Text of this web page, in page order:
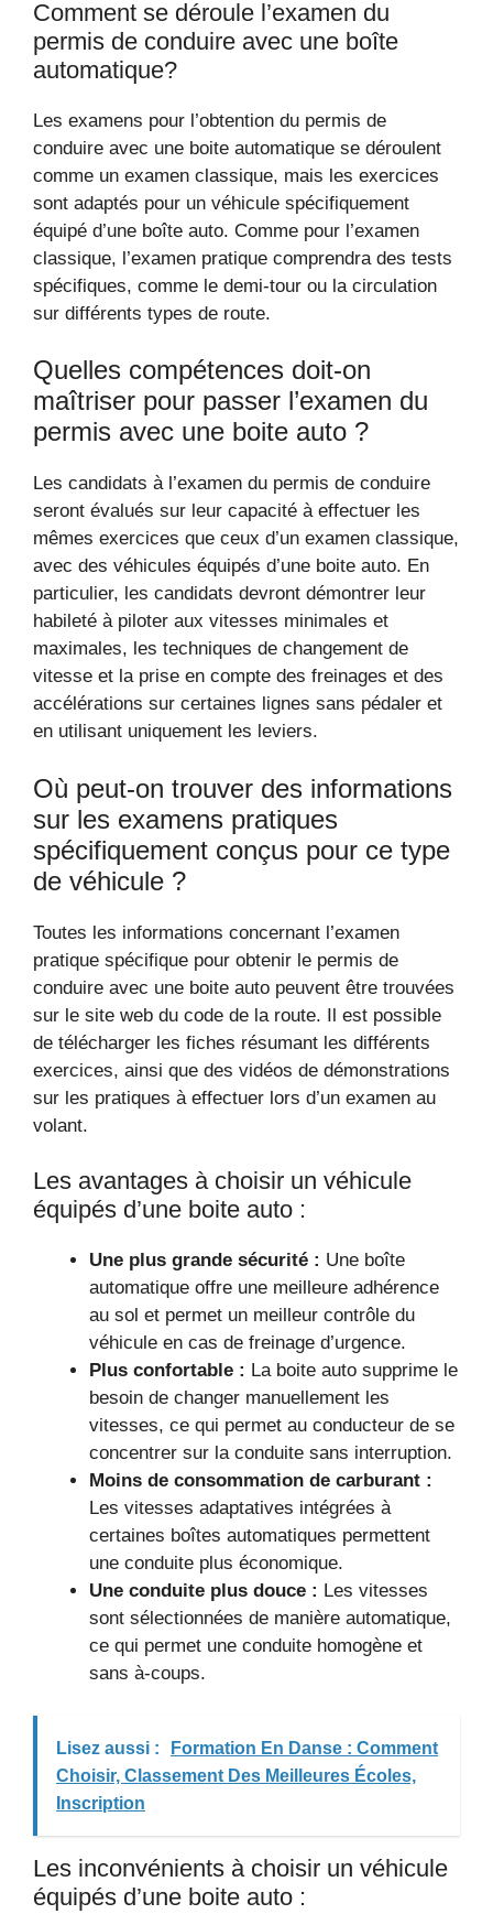
Comment se déroule l’examen du
permis de conduire avec une boîte
automatique?
Les examens pour l’obtention du permis de
conduire avec une boite automatique se déroulent
comme un examen classique, mais les exercices
sont adaptés pour un véhicule spécifiquement
équipé d’une boîte auto. Comme pour l’examen
classique, l’examen pratique comprendra des tests
spécifiques, comme le demi-tour ou la circulation
sur différents types de route.
Quelles compétences doit-on
maîtriser pour passer l’examen du
permis avec une boite auto ?
Les candidats à l’examen du permis de conduire
seront évalués sur leur capacité à effectuer les
mêmes exercices que ceux d’un examen classique,
avec des véhicules équipés d’une boite auto. En
particulier, les candidats devront démontrer leur
habileté à piloter aux vitesses minimales et
maximales, les techniques de changement de
vitesse et la prise en compte des freinages et des
accélérations sur certaines lignes sans pédaler et
en utilisant uniquement les leviers.
Où peut-on trouver des informations
sur les examens pratiques
spécifiquement conçus pour ce type
de véhicule ?
Toutes les informations concernant l’examen
pratique spécifique pour obtenir le permis de
conduire avec une boite auto peuvent être trouvées
sur le site web du code de la route. Il est possible
de télécharger les fiches résumant les différents
exercices, ainsi que des vidéos de démonstrations
sur les pratiques à effectuer lors d’un examen au
volant.
Les avantages à choisir un véhicule
équipés d’une boite auto :
Une plus grande sécurité : Une boîte
automatique offre une meilleure adhérence
au sol et permet un meilleur contrôle du
véhicule en cas de freinage d’urgence.
Plus confortable : La boite auto supprime le
besoin de changer manuellement les
vitesses, ce qui permet au conducteur de se
concentrer sur la conduite sans interruption.
Moins de consommation de carburant :
Les vitesses adaptatives intégrées à
certaines boîtes automatiques permettent
une conduite plus économique.
Une conduite plus douce : Les vitesses
sont sélectionnées de manière automatique,
ce qui permet une conduite homogène et
sans à-coups.
Lisez aussi :
Formation En Danse : Comment
Choisir, Classement Des Meilleures Écoles,
Inscription
Les inconvénients à choisir un véhicule
équipés d’une boite auto :